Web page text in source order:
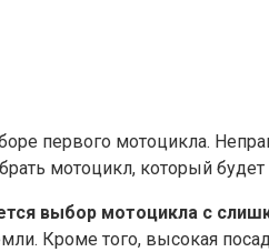
первого мотоцикла.​
мотоцикл, который будет
выбор мотоцикла с
Кроме того, высокая